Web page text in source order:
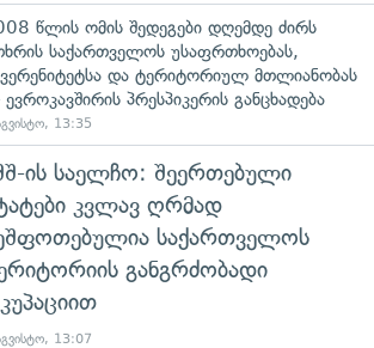
წლის ომის შედეგები დღემდე ძირს
საქართველოს უსაფრთხოებას,
და ტერიტორიულ მთლიანობას
პრესპიკერის განცხადება
13:35
ის საელჩო: შეერთებული
კვლავ ღრმად
საქართველოს
განგრძობადი
13:07